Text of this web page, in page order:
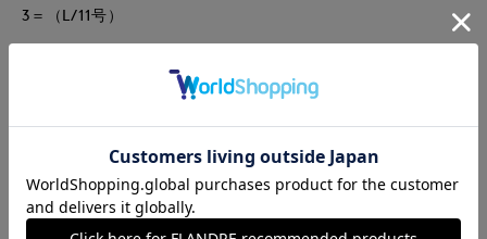
3＝（L/11号）
画像の商品はサンプルです。実際の商品とはサイズや色味、素
■カラーについては、可能な限り実際の商品に近いカラーで撮
影をおこなっておりますが、照明の関係により実際の製品とは
色味が違って見える場合があります。またパソコン・スマート